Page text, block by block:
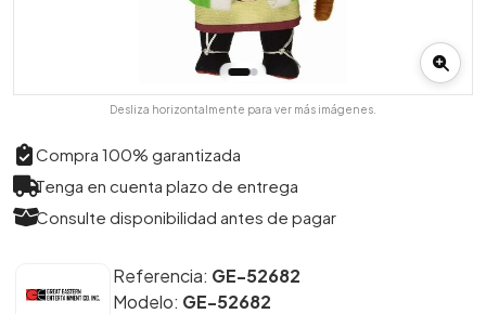
Desliza horizontalmente para ver más imágenes.
Compra 100% garantizada
Tenga en cuenta plazo de entrega
Consulte disponibilidad antes de pagar
Referencia: GE-52682
Modelo: GE-52682